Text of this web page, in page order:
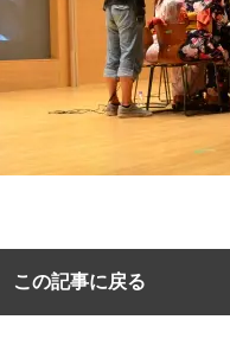
この記事に戻る